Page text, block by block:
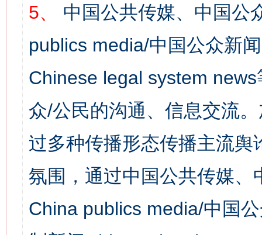
5、
中国公共传媒、中国公
publics media/中国公众新
Chinese legal system
众/公民的沟通、信息交流
过多种传播形态传播主流
氛围，通过中国公共传媒
China publics media/中国